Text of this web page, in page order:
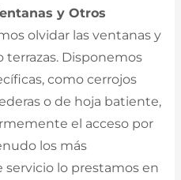
y Otros
olvidar las ventanas y
terrazas. Disponemos
como cerrojos
o de hoja batiente,
el acceso por
los más
servicio lo prestamos en